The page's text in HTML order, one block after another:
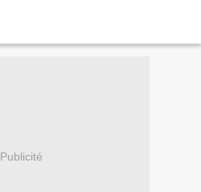
Publicité